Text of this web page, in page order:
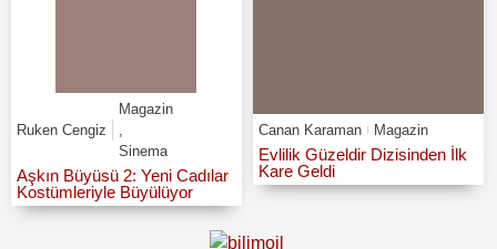
Ruken Cengiz
Magazin
,
Sinema
Aşkın Büyüsü 2: Yeni Cadılar
Kostümleriyle Büyülüyor
Canan Karaman Magazin
Evlilik Güzeldir Dizisinden İlk
Kare Geldi